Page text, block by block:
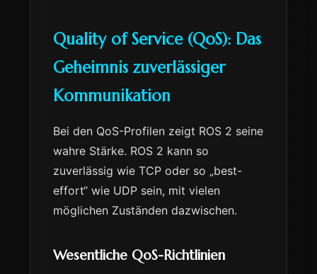
Quality of Service (QoS): Das
Geheimnis zuverlässiger
Kommunikation
Bei den QoS-Profilen zeigt ROS 2 seine
wahre Stärke. ROS 2 kann so
zuverlässig wie TCP oder so „best-
effort“ wie UDP sein, mit vielen
möglichen Zuständen dazwischen.
Wesentliche QoS-Richtlinien